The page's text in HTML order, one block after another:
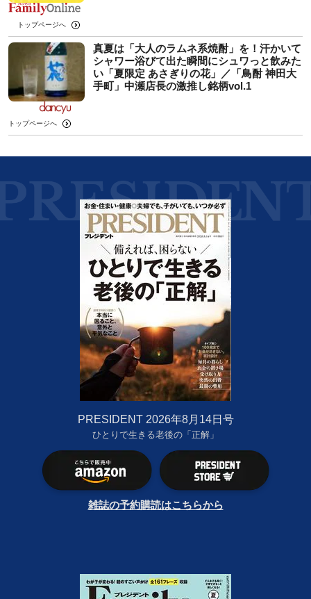
トップページへ
真夏は「大人のラムネ系焼酎」を！汗かいて
シャワー浴びて出た瞬間にシュワっと飲みた
い「夏限定 あさぎりの花」／「鳥酎 神田大
手町」中瀬店長の激推し銘柄vol.1
トップページへ
PRESIDENT 2026年8月14日号
ひとりで生きる老後の「正解」
雑誌の予約購読はこちらから